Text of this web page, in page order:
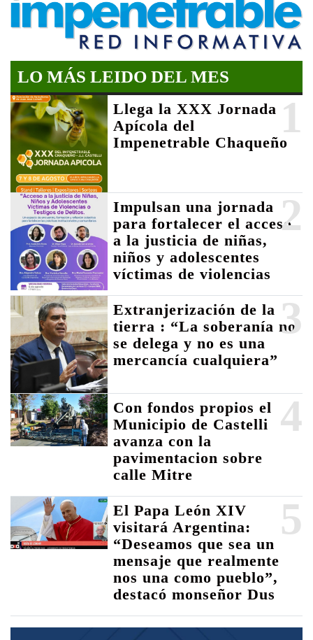
LO MÁS LEIDO DEL MES
1
Llega la XXX Jornada
Apícola del
Impenetrable Chaqueño
2
Impulsan una jornada
para fortalecer el acceso
a la justicia de niñas,
niños y adolescentes
víctimas de violencias
3
Extranjerización de la
tierra : “La soberanía no
se delega y no es una
mercancía cualquiera”
4
Con fondos propios el
Municipio de Castelli
avanza con la
pavimentacion sobre
calle Mitre
5
El Papa León XIV
visitará Argentina:
“Deseamos que sea un
mensaje que realmente
nos una como pueblo”,
destacó monseñor Dus